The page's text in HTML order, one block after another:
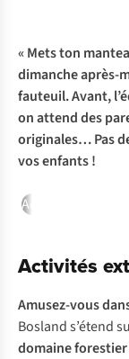
« Mets ton
dimanche après-
fauteuil. Avant,
on attend des
originales… Pas
vos enfants !
Activités
Activités
Amusez-vous
Bosland s’étend
domaine